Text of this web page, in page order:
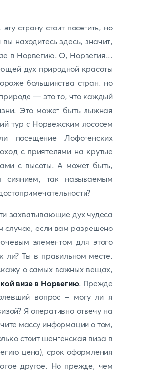
страну стоит посетить, но
находитесь здесь, значит,
в Норвегию. О, Норвегия...
дух природной красоты
большинства стран, но
— это то, что каждый
Это может быть лыжная
тур с Норвежским лососем
посещение Лофотенских
с приятелями на крутые
с высоты. А может быть,
сиянием, так называемым
захватывающие дух чудеса
случае, если вам разрешено
элементом для этого
ли? Ты в правильном месте,
о самых важных вещах,
визе в Норвегию. Прежде
вопрос - могу ли я
Я оперативно отвечу на
массу информации о том,
стоит шенгенская виза в
цена), срок оформления
другое. Но прежде, чем